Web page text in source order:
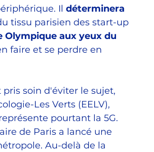
Il déterminera
tissu parisien des start-up
Olympique aux yeux du
faire et se perdre en
soin d'éviter le sujet,
Les Verts (EELV),
pourtant la 5G.
de Paris a lancé une
Au-delà de la